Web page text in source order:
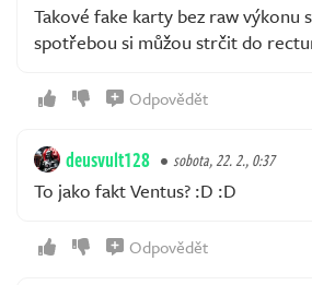
Takové fake karty bez raw výkonu
spotřebou si můžou strčit do
Odpovědět
deusvult128 sobota, 22. 2., 0:37
To jako fakt Ventus? :D :D
Odpovědět